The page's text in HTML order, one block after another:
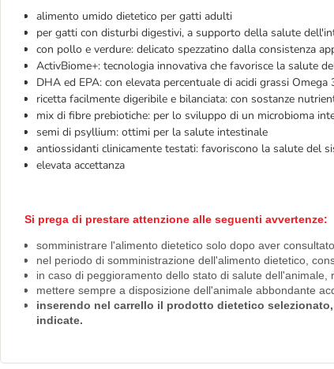
alimento umido dietetico per gatti adulti
per gatti con disturbi digestivi, a supporto della salute
con pollo e verdure: delicato spezzatino dalla consistenza
ActivBiome+: tecnologia innovativa che favorisce la salute
DHA ed EPA: con elevata percentuale di acidi grassi Omega
ricetta facilmente digeribile e bilanciata: con sostanze
mix di fibre prebiotiche: per lo sviluppo di un microbioma
semi di psyllium: ottimi per la salute intestinale
antiossidanti clinicamente testati: favoriscono la salute del
elevata accettanza
Si prega di prestare attenzione alle seguenti avvertenze:
somministrare l'alimento dietetico solo dopo aver
nel periodo di somministrazione dell'alimento dietetico,
in caso di peggioramento dello stato di salute
mettere sempre a disposizione dell'animale abbondante
inserendo nel carrello il prodotto dietetico
indicate.